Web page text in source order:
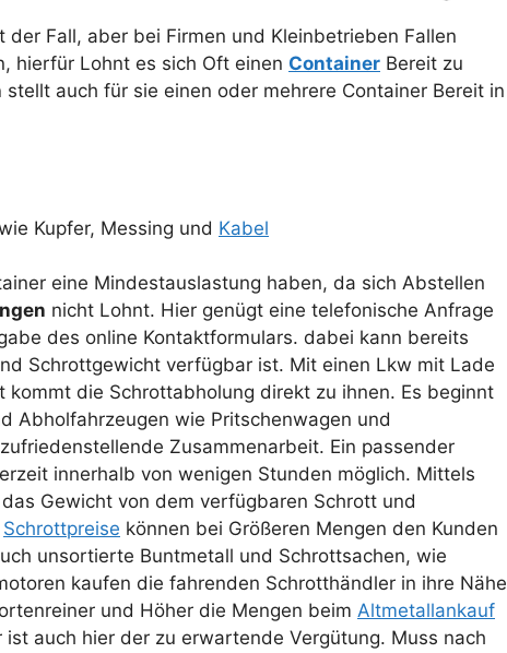
Fall, aber bei Firmen und Kleinbetrieben Fallen
hierfür Lohnt es sich Oft einen Container Bereit zu
stellt auch für sie einen oder mehrere Container Bereit in
Kupfer, Messing und Kabel
eine Mindestauslastung haben, da sich Abstellen
nicht Lohnt. Hier genügt eine telefonische Anfrage
des online Kontaktformulars. dabei kann bereits
Schrottgewicht verfügbar ist. Mit einen Lkw mit Lade
die Schrottabholung direkt zu ihnen. Es beginnt
Abholfahrzeugen wie Pritschenwagen und
Zusammenarbeit. Ein passender
innerhalb von wenigen Stunden möglich. Mittels
Gewicht von dem verfügbaren Schrott und
Schrottpreise können bei Größeren Mengen den Kunden
unsortierte Buntmetall und Schrottsachen, wie
kaufen die fahrenden Schrotthändler in ihre Nähe
und Höher die Mengen beim Altmetallankauf
auch hier der zu erwartende Vergütung. Muss nach